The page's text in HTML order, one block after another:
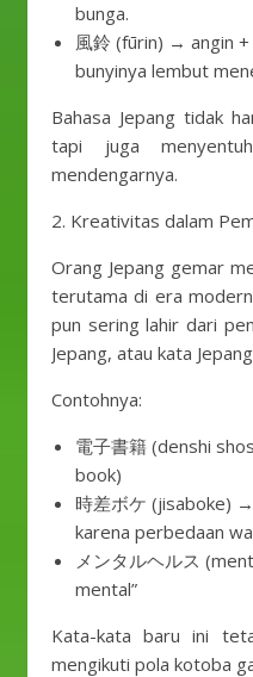
bunga.
風鈴 (fūrin) → angin +
bunyinya lembut
Bahasa Jepang tidak
tapi juga
mendengarnya.
2. Kreativitas dalam
Orang Jepang gemar
terutama di era
pun sering lahir dari
Jepang, atau kata
Contohnya:
電子書籍 (denshi
book)
時差ボケ (jisaboke)
karena perbedaan
メンタルヘルス
mental”
Kata-kata baru ini
mengikuti pola kotoba